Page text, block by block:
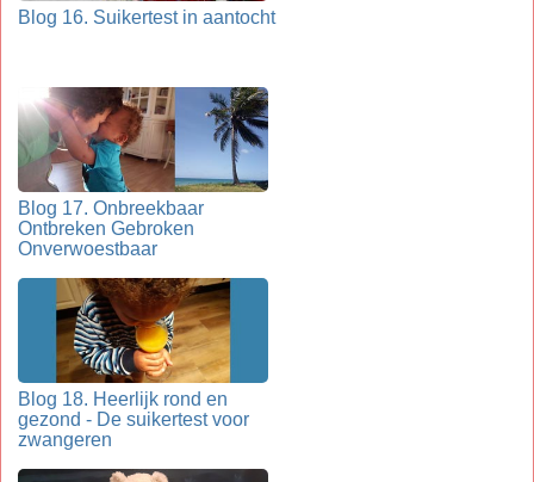
Blog 16. Suikertest in aantocht
Blog 17. Onbreekbaar
Ontbreken Gebroken
Onverwoestbaar
Blog 18. Heerlijk rond en
gezond - De suikertest voor
zwangeren